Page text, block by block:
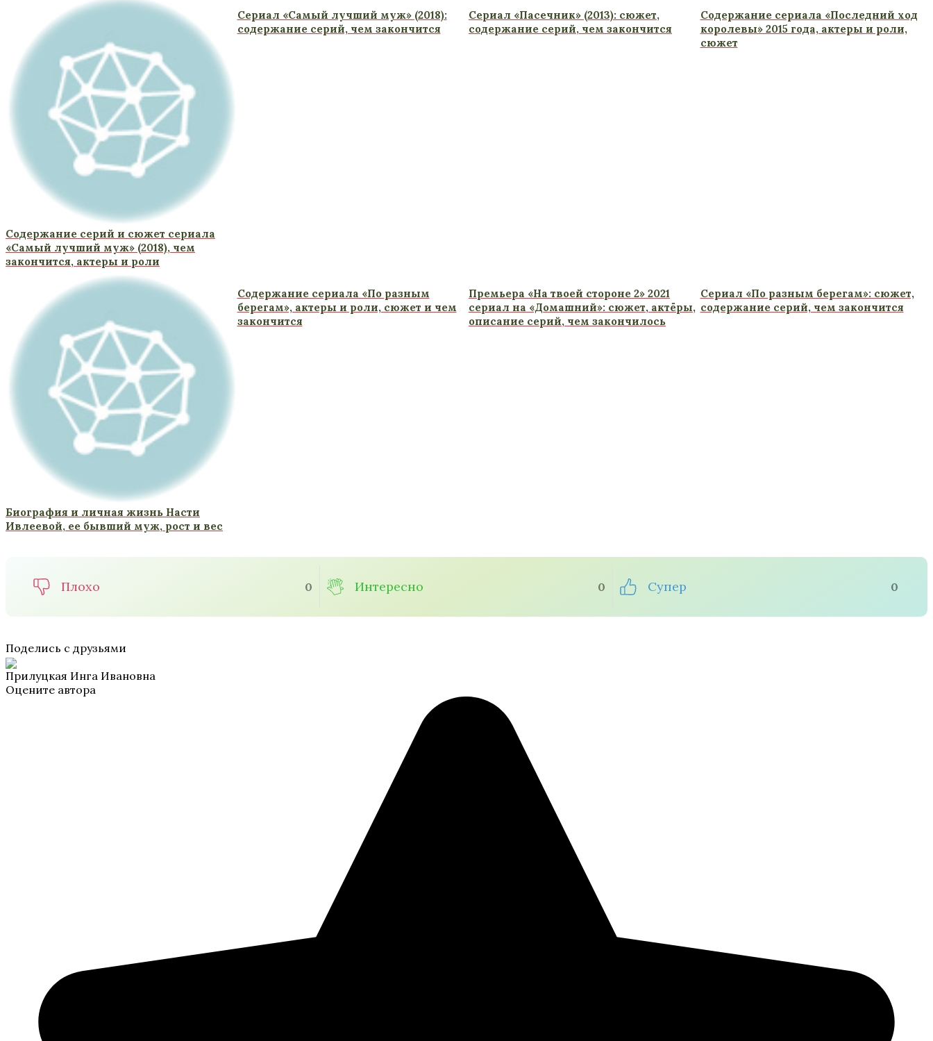
Содержание серий и сюжет сериала
«Самый лучший муж» (2018), чем
закончится, актеры и роли
Сериал «Самый лучший муж» (2018):
содержание серий, чем закончится
Сериал «Пасечник» (2013): сюжет,
содержание серий, чем закончится
Содержание сериала «Последний ход
королевы» 2015 года, актеры и роли,
сюжет
Биография и личная жизнь Насти
Ивлеевой, ее бывший муж, рост и вес
Содержание сериала «По разным
берегам», актеры и роли, сюжет и чем
закончится
Премьера «На твоей стороне 2» 2021
сериал на «Домашний»: сюжет, актёры,
описание серий, чем закончилось
Сериал «По разным берегам»: сюжет,
содержание серий, чем закончится
Плохо 0 Интересно 0 Супер 0
Поделись с друзьями
Прилуцкая Инга Ивановна
Оцените автора